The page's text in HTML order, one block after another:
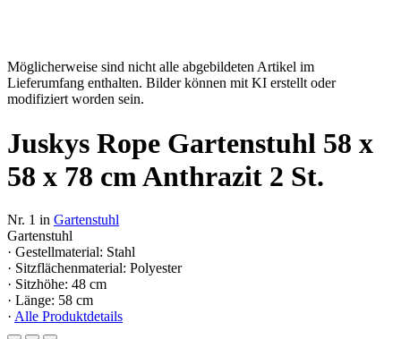
Möglicherweise sind nicht alle abgebildeten Artikel im
Lieferumfang enthalten. Bilder können mit KI erstellt oder
modifiziert worden sein.
Juskys Rope Gartenstuhl 58 x
58 x 78 cm Anthrazit 2 St.
Nr. 1 in Gartenstuhl
Gartenstuhl
· Gestellmaterial: Stahl
· Sitzflächenmaterial: Polyester
· Sitzhöhe: 48 cm
· Länge: 58 cm
· Alle Produktdetails